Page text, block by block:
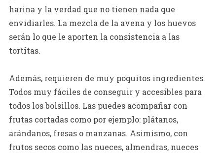
harina y la verdad que no tienen nada que
envidiarles. La mezcla de la avena y los huevos
serán lo que le aporten la consistencia a las
tortitas.
Además, requieren de muy poquitos ingredientes.
Todos muy fáciles de conseguir y accesibles para
todos los bolsillos. Las puedes acompañar con
frutas cortadas como por ejemplo: plátanos,
arándanos, fresas o manzanas. Asimismo, con
frutos secos como las nueces, almendras, nueces